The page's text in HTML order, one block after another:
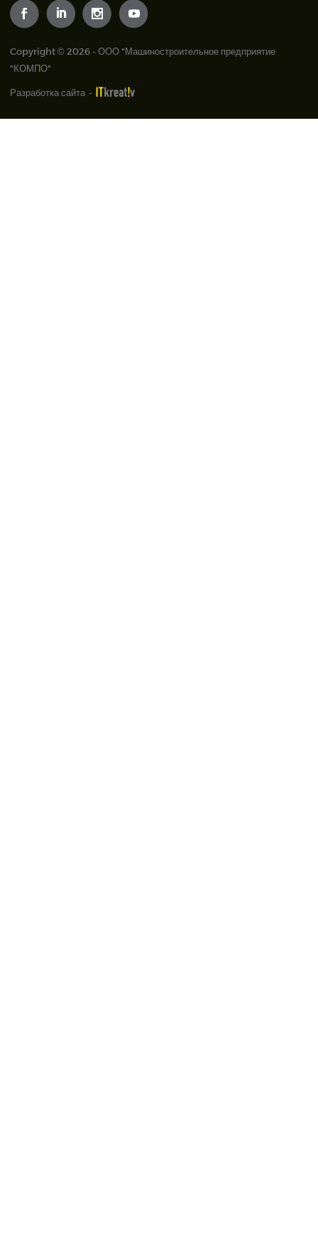
Copyright © 2026 - ООО "Машиностроительное предприятие
"КОМПО"
Разработка сайта -